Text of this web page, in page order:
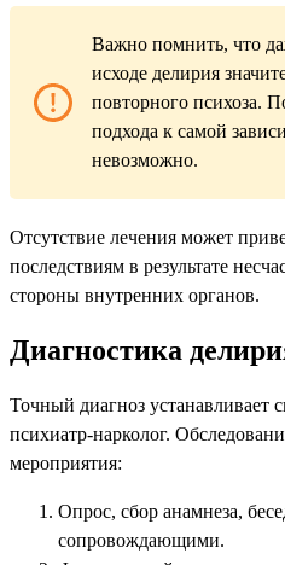
Важно помнить, что
исходе делирия
повторного психоза.
подхода к самой
невозможно.
Отсутствие лечения может
последствиям в результате
стороны внутренних органов.
Диагностика
Точный диагноз
психиатр-нарколог.
мероприятия:
Опрос, сбор анамнеза,
сопровождающими.